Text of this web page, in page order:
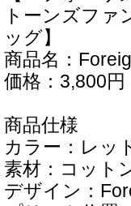
トーンズファ
ッグ】
商品名：
価格：3,800円
商品仕様
カラー：レッ
素材：コット
デザイン：